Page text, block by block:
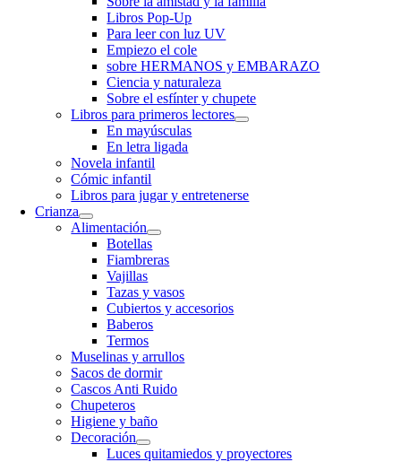
Libros Pop-Up
Para leer con luz UV
Empiezo el cole
sobre HERMANOS y EMBARAZO
Ciencia y naturaleza
Sobre el esfínter y chupete
Libros para primeros lectores
En mayúsculas
En letra ligada
Novela infantil
Cómic infantil
Libros para jugar y entretenerse
Crianza
Alimentación
Botellas
Fiambreras
Vajillas
Tazas y vasos
Cubiertos y accesorios
Baberos
Termos
Muselinas y arrullos
Sacos de dormir
Cascos Anti Ruido
Chupeteros
Higiene y baño
Decoración
Luces quitamiedos y proyectores